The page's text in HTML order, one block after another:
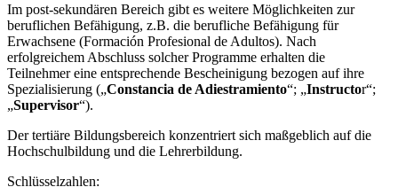
Im post-sekundären Bereich gibt es weitere Möglichkeiten zur
beruflichen Befähigung, z.B. die berufliche Befähigung für
Erwachsene (Formación Profesional de Adultos). Nach
erfolgreichem Abschluss solcher Programme erhalten die
Teilnehmer eine entsprechende Bescheinigung bezogen auf ihre
Spezialisierung („Constancia de Adiestramiento“; „Instructor“;
„Supervisor“).
Der tertiäre Bildungsbereich konzentriert sich maßgeblich auf die
Hochschulbildung und die Lehrerbildung.
Schlüsselzahlen: